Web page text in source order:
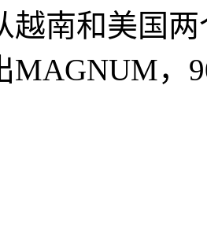
越南和美国
MAGNUM，